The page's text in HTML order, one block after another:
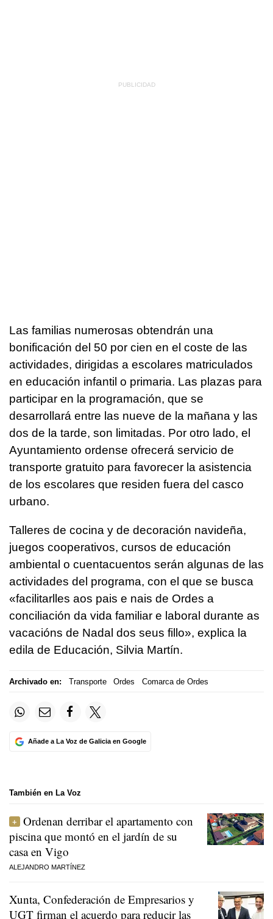
Las familias numerosas obtendrán una
bonificación del 50 por cien en el coste de las
actividades, dirigidas a escolares matriculados
en educación infantil o primaria. Las plazas para
participar en la programación, que se
desarrollará entre las nueve de la mañana y las
dos de la tarde, son limitadas. Por otro lado, el
Ayuntamiento ordense ofrecerá servicio de
transporte gratuito para favorecer la asistencia
de los escolares que residen fuera del casco
urbano.
Talleres de cocina y de decoración navideña,
juegos cooperativos, cursos de educación
ambiental o cuentacuentos serán algunas de las
actividades del programa, con el que se busca
«facilitarlles aos pais e nais de Ordes a
conciliación da vida familiar e laboral durante as
vacacións de Nadal dos seus fillo», explica la
edila de Educación, Silvia Martín.
Archivado en: Transporte Ordes Comarca de Ordes
Añade a La Voz de Galicia en Google
También en La Voz
Ordenan derribar el apartamento con
piscina que montó en el jardín de su
casa en Vigo
ALEJANDRO MARTÍNEZ
Xunta, Confederación de Empresarios y
UGT firman el acuerdo para reducir las